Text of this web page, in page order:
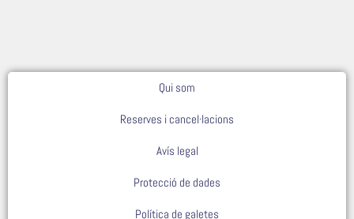
Qui som
Reserves i cancel·lacions
Avís legal
Protecció de dades
Política de galetes